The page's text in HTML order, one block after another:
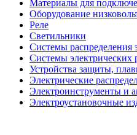
Материалы для
Оборудование
Реле
Светильники
Системы распределения
Системы электрических
Устройства защиты,
Электрические
Электроинструменты и
Электроустановочные